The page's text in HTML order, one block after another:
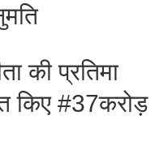
की प्रतिमा
किए #37करोड़